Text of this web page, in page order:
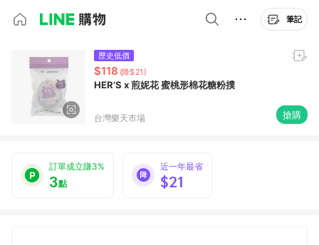
筆記
歷史低價
$118 (降$21)
HER’S x 煎妮花 蜜桃形棉花糖粉撲
台灣樂天市場 搶購
訂單成立賺3%
3點
近一年最省
$21